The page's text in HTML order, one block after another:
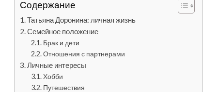
Содержание
Татьяна Доронина: личная жизнь
Семейное положение
Брак и дети
Отношения с партнерами
Личные интересы
Хобби
Путешествия